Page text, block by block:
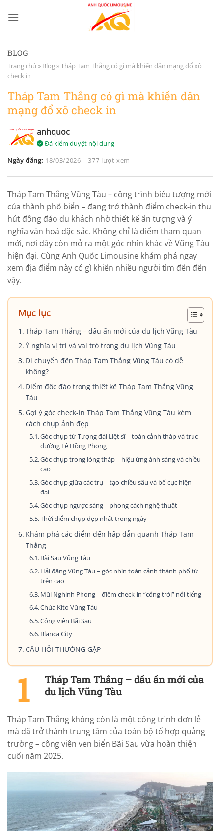
qua
BLOG
Trang chủ » Blog »Tháp Tam Thắng có gì mà khiến dân mạng đổ xô
check in
Tháp Tam Thắng có gì mà khiến dân
mạng đổ xô check in
anhquoc
Đã kiểm duyệt nội dung
Ngày đăng: 18/03/2026 | 377 lượt xem
Tháp Tam Thắng Vũng Tàu – công trình biểu tượng mới
của thành phố biển – đang trở thành điểm check-in thu
hút đông đảo du khách nhờ thiết kế ấn tượng và ý
nghĩa văn hoá đặc sắc. Không chỉ là điểm tham quan
mới, nơi đây còn mở ra một góc nhìn khác về Vũng Tàu
hiện đại. Cùng Anh Quốc Limousine khám phá ngay
xem địa điểm này có gì khiến nhiều người tìm đến đến
vậy.
Mục lục
Tháp Tam Thắng – dấu ấn mới của du lịch Vũng Tàu
Ý nghĩa vị trí và vai trò trong du lịch Vũng Tàu
Di chuyển đến Tháp Tam Thắng Vũng Tàu có dễ
không?
Điểm độc đáo trong thiết kế Tháp Tam Thắng Vũng
Tàu
Gợi ý góc check-in Tháp Tam Thắng Vũng Tàu kèm
cách chụp ảnh đẹp
Góc chụp từ Tượng đài Liệt sĩ – toàn cảnh tháp và trục
đường Lê Hồng Phong
Góc chụp trong lòng tháp – hiệu ứng ánh sáng và chiều
cao
Góc chụp giữa các trụ – tạo chiều sâu và bố cục hiện
đại
Góc chụp ngược sáng – phong cách nghệ thuật
Thời điểm chụp đẹp nhất trong ngày
Khám phá các điểm đến hấp dẫn quanh Tháp Tam
Thắng
Bãi Sau Vũng Tàu
Hải đăng Vũng Tàu – góc nhìn toàn cảnh thành phố từ
trên cao
Mũi Nghinh Phong – điểm check-in “cổng trời” nổi tiếng
Chúa Kito Vũng Tàu
Công viên Bãi Sau
Blanca City
CÂU HỎI THƯỜNG GẶP
Tháp Tam Thắng – dấu ấn mới của
du lịch Vũng Tàu
Tháp Tam Thắng không còn là một công trình đơn lẻ
mà đã trở thành trung tâm của toàn bộ tổ hợp quảng
trường – công viên ven biển Bãi Sau vừa hoàn thiện
cuối năm 2025.